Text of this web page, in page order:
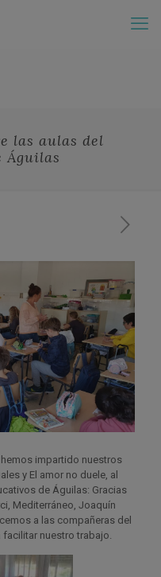
las aulas del
Águilas
hemos impartido nuestros
y El amor no duele, al
de Águilas: Gracias
Mediterráneo, Joaquín
a las compañeras del
nuestro trabajo.